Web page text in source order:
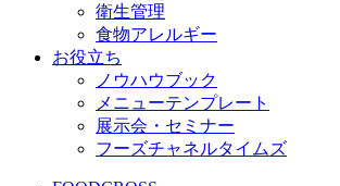
衛生管理
食物アレルギー
お役立ち
ノウハウブック
メニューテンプレート
展示会・セミナー
フーズチャネルタイムズ